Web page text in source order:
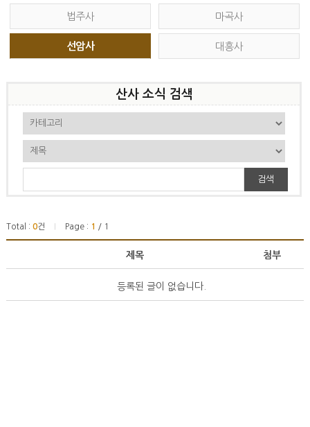
법주사 마곡사
선암사 대흥사
산사 소식 검색
검색
Total : 0건 Page : 1 / 1
제목 첨부
등록된 글이 없습니다.